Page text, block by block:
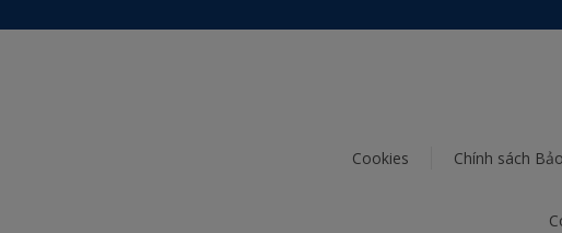
Cookies Chính sách